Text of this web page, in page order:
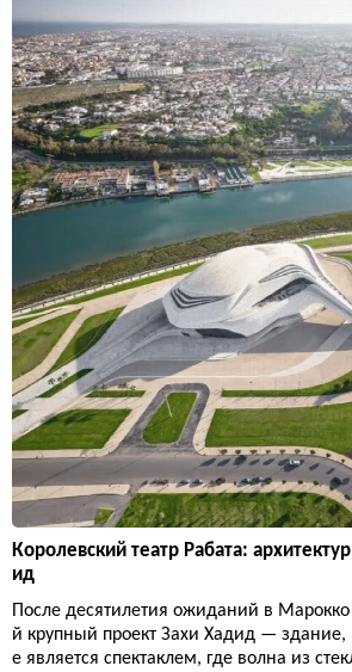
Королевский театр Рабата:
ид
После десятилетия ожиданий в
й крупный проект Захи Хадид — здание,
е является спектаклем, где волна из